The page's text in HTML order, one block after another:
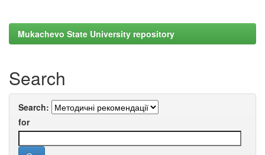
Mukachevo State University repository
Search
Search:
for